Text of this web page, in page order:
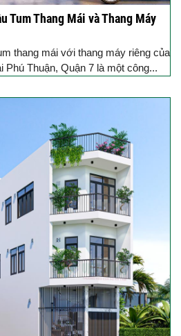
Tum Thang Mái và Thang Máy
thang mái với thang máy riêng của
Phú Thuận, Quận 7 là một công...